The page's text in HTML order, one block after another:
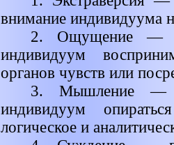
внимание индивидуума
2. Ощущение —
индивидуум
органов чувств или
3. Мышление —
индивидуум
логическое и